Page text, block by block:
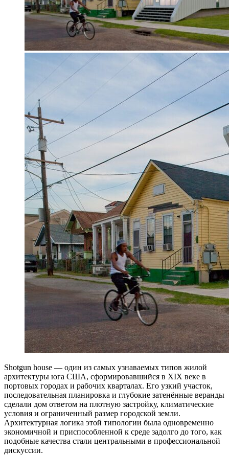
Shotgun house — один из самых узнаваемых типов жилой
архитектуры юга США, сформировавшийся в XIX веке в
портовых городах и рабочих кварталах. Его узкий участок,
последовательная планировка и глубокие затенённые веранды
сделали дом ответом на плотную застройку, климатические
условия и ограниченный размер городской земли.
Архитектурная логика этой типологии была одновременно
экономичной и приспособленной к среде задолго до того, как
подобные качества стали центральными в профессиональной
дискуссии.